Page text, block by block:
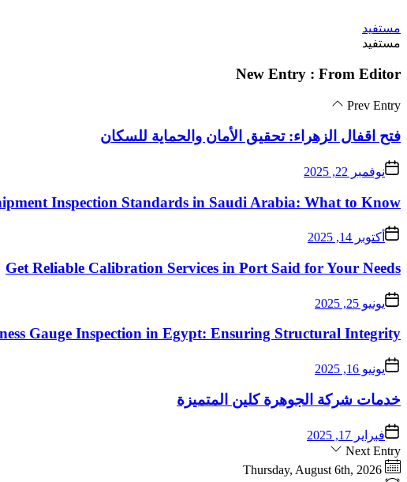
Skip
to
content
مستفيد
مستفيد
New Entry : From Editor
Prev Entry
فتح اقفال الزهراء: تحقيق الأمان والحماية للسكان
نوفمبر 22, 2025
Inspection Standards in Saudi Arabia: What to Know
أكتوبر 14, 2025
Get Reliable Calibration Services in Port Said for Your Needs
يونيو 25, 2025
Gauge Inspection in Egypt: Ensuring Structural Integrity
يونيو 16, 2025
خدمات شركة الجوهرة كلين المتميزة
فبراير 17, 2025
Next Entry
Thursday, August 6th, 2026